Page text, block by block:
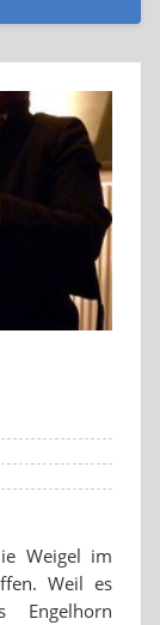
Weigel im
Weil es
Engelhorn